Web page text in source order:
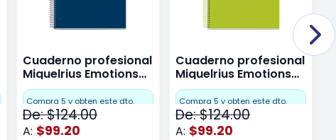
Cuaderno profesional
Miquelrius Emotions
Dots 80 hojas
Compra 5 y obten este dto.
De: $124.00
A: $99.20
Cuaderno profesional
Miquelrius Emotions
Dots 80 hojas Lima
Compra 5 y obten este dto.
De: $124.00
A: $99.20